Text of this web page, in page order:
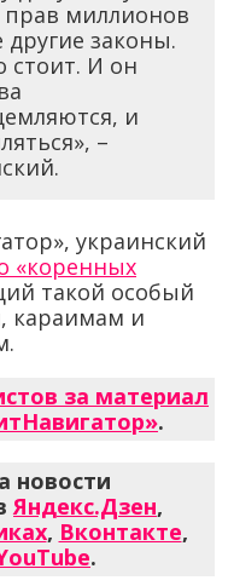
миллионов
законы.
стоит. И он
и
–
украинский
«коренных
такой особый
караимам и
за материал
.
новости
Яндекс.Дзен,
, Вконтакте,
.